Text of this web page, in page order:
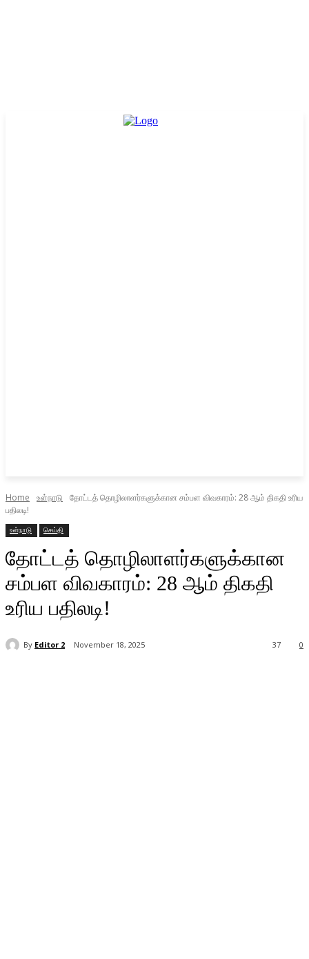
Home உள்நாடு
தோட்டத் தொழிலாளர்களுக்கான சம்பள விவகாரம்: 28 ஆம் திகதி உரிய
பதிலடி!
உள்நாடு செய்தி
தோட்டத் தொழிலாளர்களுக்கான
சம்பள விவகாரம்: 28 ஆம் திகதி
உரிய பதிலடி!
By Editor 2 November 18, 2025 0
37